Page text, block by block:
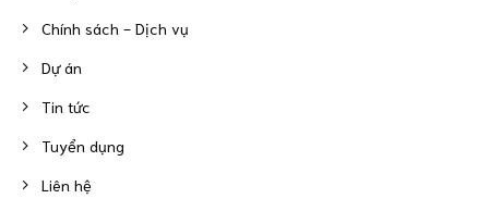
Chính sách - Dịch vụ
Dự án
Tin tức
Tuyển dụng
Liên hệ